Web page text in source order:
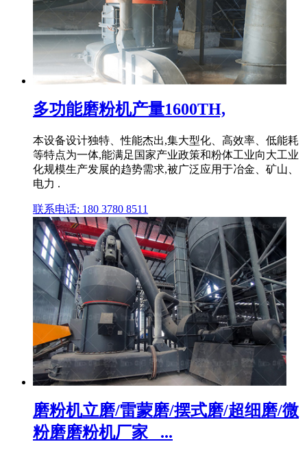
多功能磨粉机产量1600TH,
本设备设计独特、性能杰出,集大型化、高效率、低能耗
等特点为一体,能满足国家产业政策和粉体工业向大工业
化规模生产发展的趋势需求,被广泛应用于冶金、矿山、
电力 .
联系电话: 180 3780 8511
磨粉机立磨/雷蒙磨/摆式磨/超细磨/微
粉磨磨粉机厂家_ ...